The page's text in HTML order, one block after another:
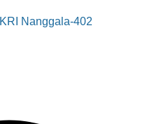
KRI Nanggala-402